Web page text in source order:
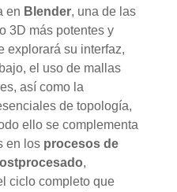
en Blender, una de las
3D más potentes y
explorará su interfaz,
el uso de mallas
así como la
de topología,
ello se complementa
en los procesos de
,
ciclo completo que